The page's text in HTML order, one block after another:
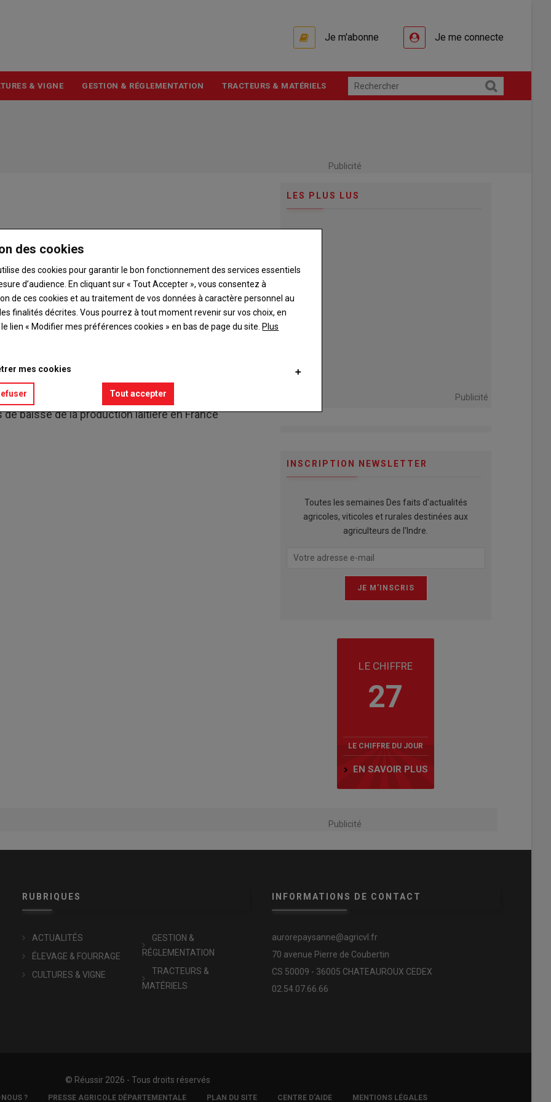
Je m'abonne Je me connecte
& VIGNE GESTION & RÉGLEMENTATION TRACTEURS & MATÉRIELS
Publicité
baisse de la production laitière en France
LES PLUS LUS
Publicité
INSCRIPTION NEWSLETTER
Toutes les semaines Des faits d'actualités
agricoles, viticoles et rurales destinées aux
agriculteurs de l'Indre.
LE CHIFFRE
27
LE CHIFFRE DU JOUR
EN SAVOIR PLUS
Publicité
RUBRIQUES
ACTUALITÉS
ÉLEVAGE & FOURRAGE
CULTURES & VIGNE
GESTION &
RÉGLEMENTATION
TRACTEURS &
MATÉRIELS
INFORMATIONS DE CONTACT
aurorepaysanne@agricvl.fr
70 avenue Pierre de Coubertin
CS 50009 - 36005 CHATEAUROUX CEDEX
02.54.07.66.66
© Réussir 2026 - Tous droits réservés
? PRESSE AGRICOLE DÉPARTEMENTALE PLAN DU SITE CENTRE D'AIDE MENTIONS LÉGALES
des cookies
des cookies pour garantir le bon fonctionnement des services essentiels
d’audience. En cliquant sur « Tout Accepter », vous consentez à
de ces cookies et au traitement de vos données à caractère personnel au
finalités décrites. Vous pourrez à tout moment revenir sur vos choix, en
lien « Modifier mes préférences cookies » en bas de page du site.Plus
mes cookies
Tout accepter